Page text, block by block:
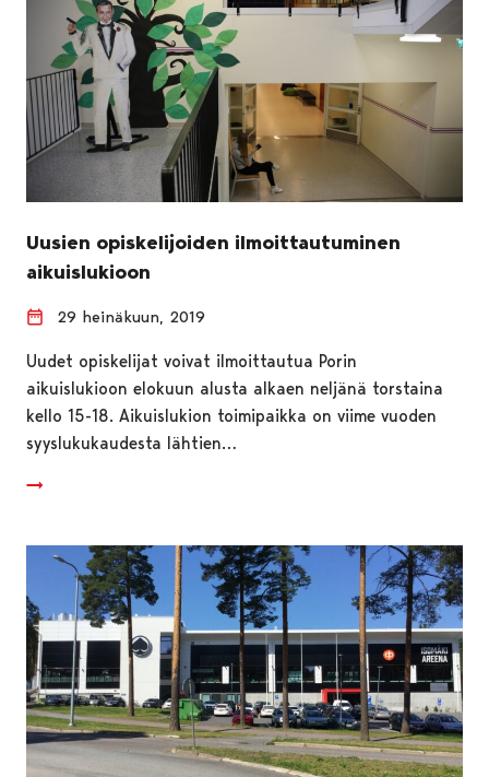
Uusien opiskelijoiden ilmoittautuminen
aikuislukioon
29 heinäkuun, 2019
Uudet opiskelijat voivat ilmoittautua Porin
aikuislukioon elokuun alusta alkaen neljänä torstaina
kello 15-18. Aikuislukion toimipaikka on viime vuoden
syyslukukaudesta lähtien…